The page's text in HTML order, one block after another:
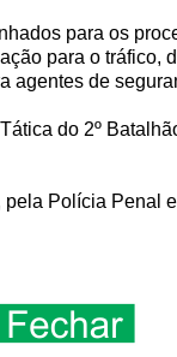
para os
para o tráfico,
agentes de
do 2º
Polícia Penal